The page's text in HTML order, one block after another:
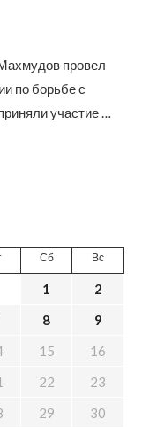
провел
по борьбе с
участие …
Сб Вс
1
2
8
9
15
16
22
23
29
30